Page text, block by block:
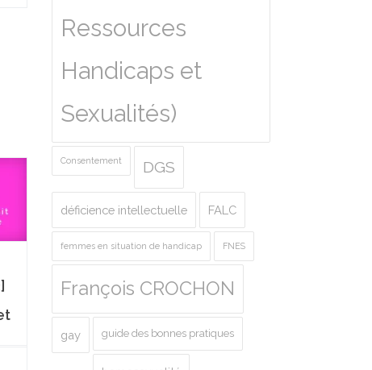
Ressources
Handicaps et
Sexualités)
Consentement DGS
déficience intellectuelle FALC
femmes en situation de handicap FNES
François CROCHON
gay guide des bonnes pratiques